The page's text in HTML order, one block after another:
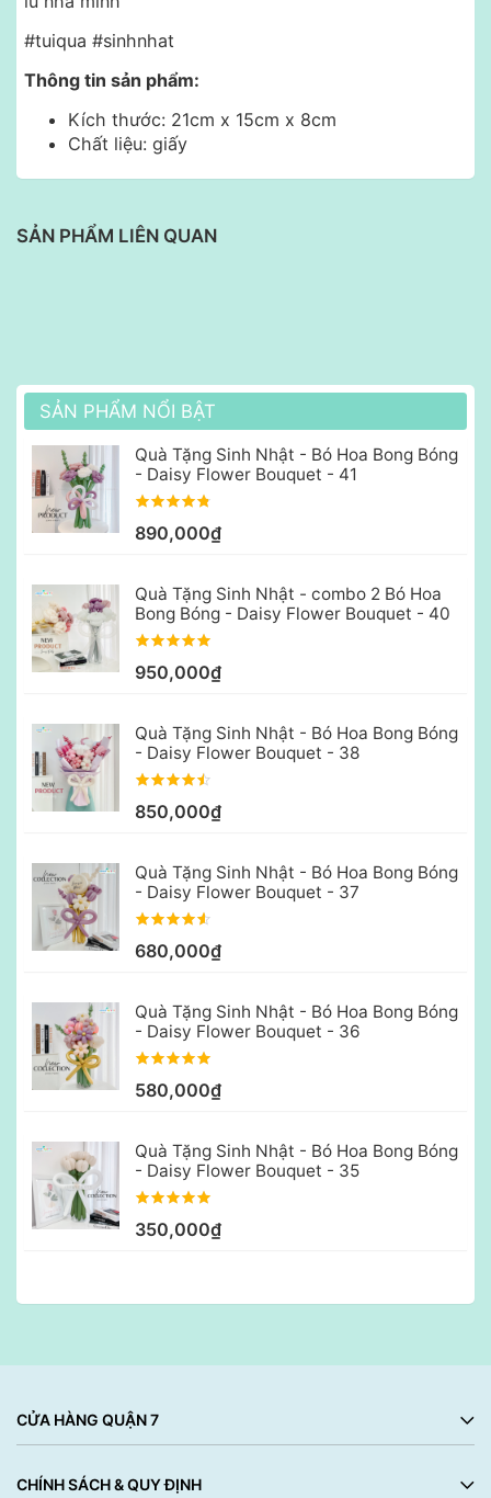
#tuiqua #sinhnhat
Thông tin sản phẩm:
Kích thước: 21cm x 15cm x 8cm
Chất liệu: giấy
SẢN PHẨM LIÊN QUAN
SẢN PHẨM NỔI BẬT
Quà Tặng Sinh Nhật - Bó Hoa Bong Bóng
- Daisy Flower Bouquet - 41
890,000₫
Quà Tặng Sinh Nhật - combo 2 Bó Hoa
Bong Bóng - Daisy Flower Bouquet - 40
950,000₫
Quà Tặng Sinh Nhật - Bó Hoa Bong Bóng
- Daisy Flower Bouquet - 38
850,000₫
Quà Tặng Sinh Nhật - Bó Hoa Bong Bóng
- Daisy Flower Bouquet - 37
680,000₫
Quà Tặng Sinh Nhật - Bó Hoa Bong Bóng
- Daisy Flower Bouquet - 36
580,000₫
Quà Tặng Sinh Nhật - Bó Hoa Bong Bóng
- Daisy Flower Bouquet - 35
350,000₫
CỬA HÀNG QUẬN 7
CHÍNH SÁCH & QUY ĐỊNH